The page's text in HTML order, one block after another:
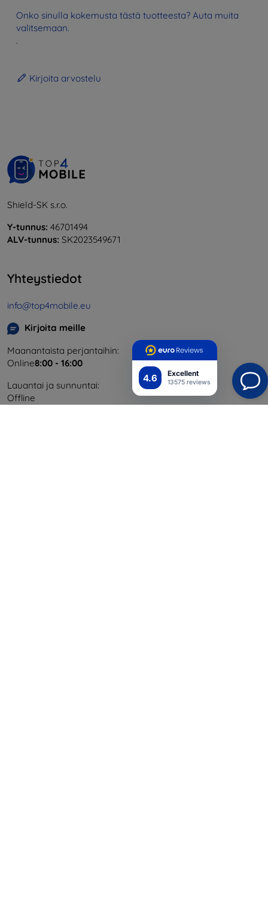
4.6 Excellent
13575 reviews
Onko sinulla kokemusta tästä tuotteesta? Auta muita
valitsemaan.
.
Kirjoita arvostelu
Shield-SK s.r.o.
Y-tunnus: 46701494
ALV-tunnus: SK2023549671
Yhteystiedot
info@top4mobile.eu
Kirjoita meille
Maanantaista perjantaihin:
Online8:00 - 16:00
Lauantai ja sunnuntai:
Offline